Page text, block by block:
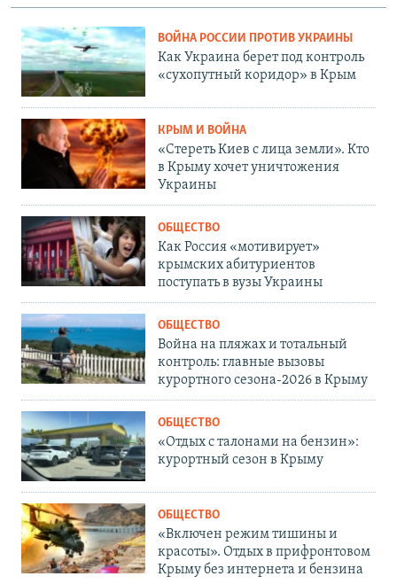
ВОЙНА РОССИИ ПРОТИВ УКРАИНЫ
Как Украина берет под контроль
«сухопутный коридор» в Крым
КРЫМ И ВОЙНА
«Стереть Киев с лица земли». Кто
в Крыму хочет уничтожения
Украины
ОБЩЕСТВО
Как Россия «мотивирует»
крымских абитуриентов
поступать в вузы Украины
ОБЩЕСТВО
Война на пляжах и тотальный
контроль: главные вызовы
курортного сезона-2026 в Крыму
ОБЩЕСТВО
«Отдых с талонами на бензин»:
курортный сезон в Крыму
ОБЩЕСТВО
«Включен режим тишины и
красоты». Отдых в прифронтовом
Крыму без интернета и бензина